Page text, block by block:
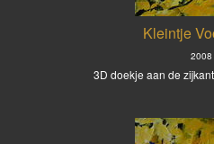
Kleintje
2008
3D doekje aan de